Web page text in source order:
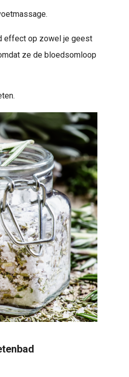
effect op zowel je geest
ze de bloedsomloop